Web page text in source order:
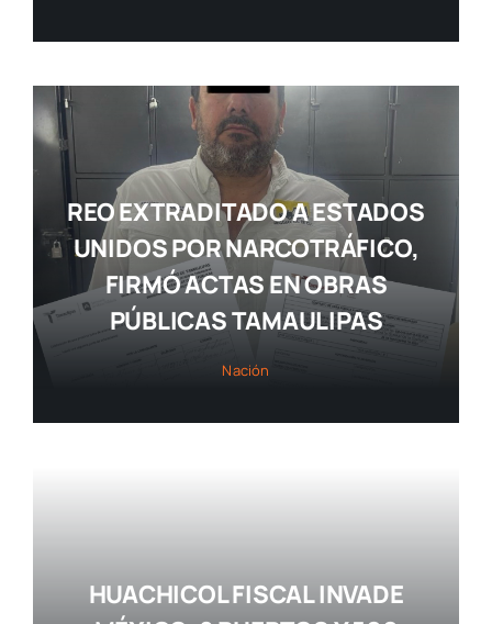
REO EXTRADITADO A ESTADOS
UNIDOS POR NARCOTRÁFICO,
FIRMÓ ACTAS EN OBRAS
PÚBLICAS TAMAULIPAS
Nación
HUACHICOL FISCAL INVADE